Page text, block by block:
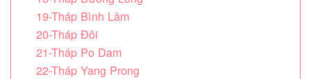
19-Tháp Bình Lâm
20-Tháp Đôi
21-Tháp Po Dam
22-Tháp Yang Prong